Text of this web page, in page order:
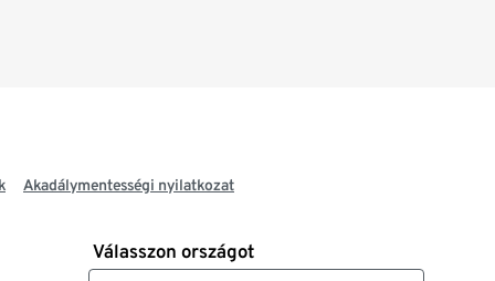
Akadálymentességi nyilatkozat
Válasszon országot